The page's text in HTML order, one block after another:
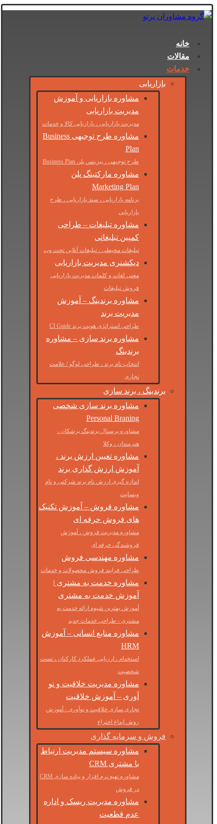
خانه
مقالات
خدمات
بازاریابی
مشاوره بازاریابی و آموزش
مدیریت بازاریابی
مدیریت بازاریابی ، بازاریابی کالا و خدمات
مشاوره طرح توجیهی Business
Plan
طرح توجیهی ، بیزینس پلن Business Plan
مشاوره مارکتینگ پلن
Marketing Plan
برنامه بازاریابی ، سند بازاریابی ، طرح
بازاریابی
مشاوره تبلیغات – طراحی
کمپین تبلیغاتی
تبلیغات محیطی ، تبلیغات آنلاین تحت وب
دیکشنری مدیریت بازاریابی
معنی لغات و کلمات مدیریت بازاریابی
فروش تبلیغات
مشاوره برندینگ – آموزش
مدیریت برند
طراحی استراتژی هویت برند CI Guide
مشاوره برند سازی – مشاوره
برندینگ
انتخاب نام برند ، طراحی لوگو / علامت
تجاری
برندینگ ، برند سازی
مشاوره برند سازی شخصی
Personal Braning
مشاوره پرسنال برندینگ پزشکان ،
هنرمندان ، وکلا
مشاوره تعیین ارزش برند ،
آموزش ارزش گذاری برند
اندازه گیری ارزش نام برند شرکتی و نام
وبسایت
مشاوره فروش – آموزش تکنیک
های فروش حرفه ای
مشاوره مدیریت فروش ، آموزش
فروشندگی حرفه ای
مشاوره مهندسی فروش
طراحی فرایند فروش محصولات و خدمات
مشاوره خدمت به مشتری |
آموزش خدمت به مشتری
آموزش بهترین شیوه ارائه خدمت به
مشتری - طراحی خدمات جدید
مشاوره منابع انسانی – آموزش
HRM
استخدام ، ارزیابی عملکرد کارکنان ، تست
شخصیت
مشاوره مدیریت خلاقیت و نو
آوری – آموزش خلاقیت
تجاری سازی خلاقیت و نوآوری - آموزش
روش ابداع اختراع
فروش و سرمایه گذاری
مشاوره سیستم مدیریت ارتباط
با مشتری CRM
مشاوره تهیه نرم افزار و پیاده سازی CRM
در فروش
مشاوره مدیریت ریسک و اداره
عدم قطعیت